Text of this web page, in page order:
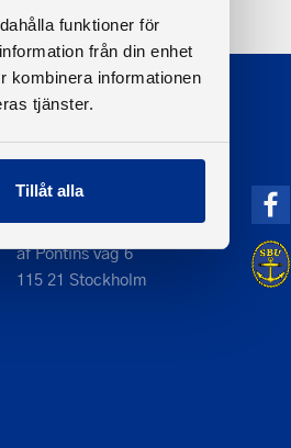
funktioner för
från din enhet
kombinera informationen
tjänster.
Tillåt alla
Adress
Svenska Båtunionen
af Pontins väg 6
115 21 Stockholm